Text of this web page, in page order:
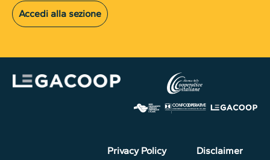
Accedi alla sezione
Privacy Policy
Disclaimer